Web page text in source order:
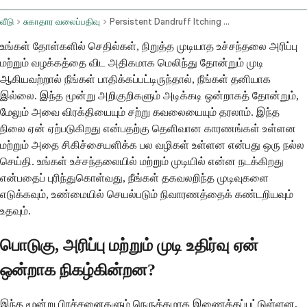
வீடு சுகாதார வலைப்பதிவு Persistent Dandruff Itching And Hair Loss Treatment Options
உங்கள் தோள்களில் செதில்கள், நிறுத்த முடியாத உச்சந்தலை அரிப்பு
மற்றும் வழக்கத்தை விட அதிகமாக மெலிந்து தோன்றும் முடி
ஆகியவற்றால் நீங்கள் பாதிக்கப்பட்டிருந்தால், நீங்கள் தனியாக
இல்லை. இந்த மூன்று அறிகுறிகளும் அடிக்கடி ஒன்றாகத் தோன்றும்,
மேலும் அவை விரக்தியையும் சற்று கவலையையும் தரலாம். இந்த
நிலை ஏன் ஏற்படுகிறது என்பதற்கு தெளிவான காரணங்கள் உள்ளன
மற்றும் அதை சிகிச்சையளிக்க பல வழிகள் உள்ளன என்பது ஒரு நல்ல
செய்தி. உங்கள் உச்சந்தலையில் மற்றும் முடியில் என்ன நடக்கிறது
என்பதைப் புரிந்துகொள்வது, நீங்கள் தகவலறிந்த முடிவுகளை
எடுக்கவும், உண்மையில் செயல்படும் நிவாரணத்தைக் கண்டறியவும்
உதவும்.
பொடுகு, அரிப்பு மற்றும் முடி உதிர்வு ஏன்
ஒன்றாக நிகழ்கின்றன?
இந்த மூன்று பிரச்சனைகளும் நெருக்கமாக இணைக்கப்பட்டுள்ளன,